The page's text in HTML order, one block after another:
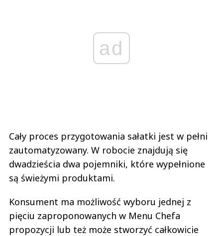
ad
Cały proces przygotowania sałatki jest w pełni
zautomatyzowany. W robocie znajdują się
dwadzieścia dwa pojemniki, które wypełnione
są świeżymi produktami.
Konsument ma możliwość wyboru jednej z
pięciu zaproponowanych w Menu Chefa
propozycji lub też może stworzyć całkowicie